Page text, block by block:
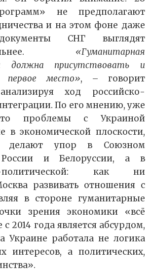
не предполагают
и на этом фоне даже
СНГ выглядят
«Гуманитарная
должна присутствовать и
место», – говорит
ход российско-
По его мнению, уже
проблемы с Украиной
в экономической плоскости,
делают упор в Союзном
России и Белоруссии, а в
политической: как ни
развивать отношения с
в стороне гуманитарные
зрения экономики «всё
2014 года является абсурдом,
Украине работала не логика
интересов, а политических,